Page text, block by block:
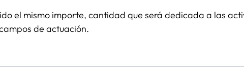
el mismo importe, cantidad que será dedicada a las
de actuación.